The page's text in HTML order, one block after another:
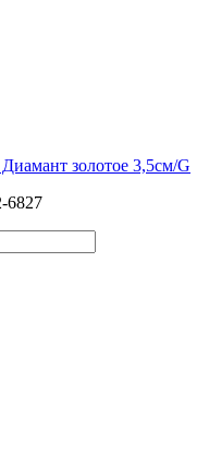
золотое 3,5см/G
6827